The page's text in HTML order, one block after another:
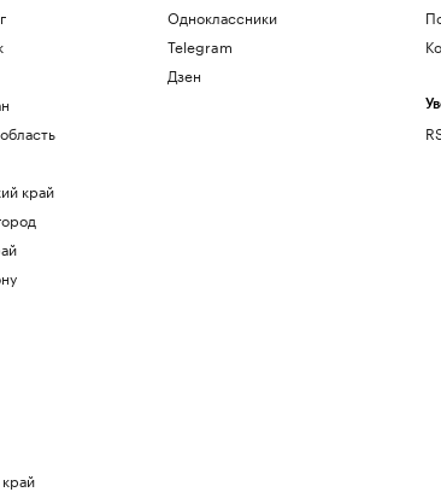
край
Одноклассники
Telegram
Дзен